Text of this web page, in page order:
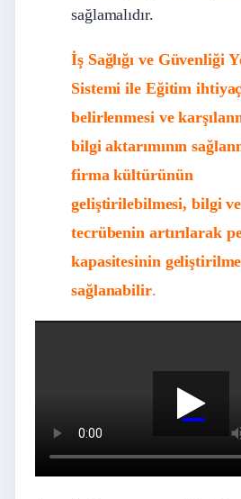
sağlamalıdır.
İş Sağlığı ve Güvenliği
Sistemi ile Eğitim
belirlenmesi ve
bilgi aktarımının
firma kültürünün
geliştirilebilmesi, bilgi ve
tecrübenin artırılarak
kapasitesinin
sağlanabilir.
İş Güvenliği